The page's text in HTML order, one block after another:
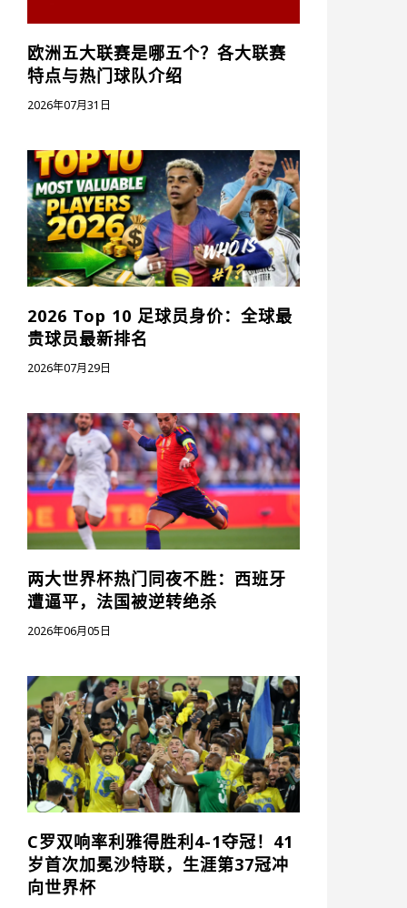
欧洲五大联赛是哪五个？各大联赛
特点与热门球队介绍
2026年07月31日
2026 Top 10 足球员身价：全球最
贵球员最新排名
2026年07月29日
两大世界杯热门同夜不胜：西班牙
遭逼平，法国被逆转绝杀
2026年06月05日
C罗双响率利雅得胜利4-1夺冠！41
岁首次加冕沙特联，生涯第37冠冲
向世界杯